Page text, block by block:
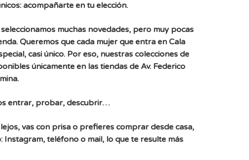
acompañarte en tu elección.
muchas novedades, pero muy pocas
Queremos que cada mujer que entra en Cala
casi único. Por eso, nuestras colecciones de
únicamente en las tiendas de Av. Federico
entrar, probar, descubrir…
lejos, vas con prisa o prefieres comprar desde casa,
Instagram, teléfono o mail, lo que te resulte más